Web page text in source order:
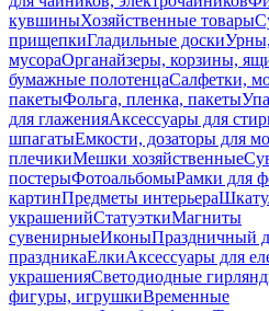
кувшиныХозяйственные товары
прищепкиГладильные доски
мусораОрганайзеры, корзины,
бумажные полотенцаСалфетки,
пакетыФольга, пленка, пакеты
для глаженияАксессуары для
шпагатыЕмкости, дозаторы для
плечикиМешки хозяйственные
постерыФотоальбомыРамки для
картинПредметы интерьера
украшенийСтатуэткиМагниты
сувенирныеИконыПраздничный
праздникаЕлкиАксессуары для
украшенияСветодиодные
фигуры, игрушкиВременные